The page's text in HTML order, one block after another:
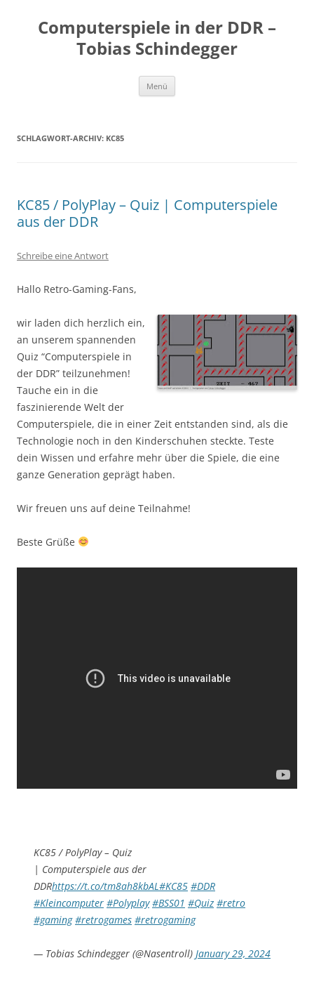
springen
Computerspiele in der DDR –
Tobias Schindegger
Menü
SCHLAGWORT-ARCHIV: KC85
KC85 / PolyPlay – Quiz | Computerspiele
aus der DDR
Schreibe eine Antwort
Hallo Retro-Gaming-Fans,
wir laden dich herzlich ein,
an unserem spannenden
Quiz “Computerspiele in
der DDR” teilzunehmen!
Tauche ein in die
faszinierende Welt der
Computerspiele, die in einer Zeit entstanden sind, als die
Technologie noch in den Kinderschuhen steckte. Teste
dein Wissen und erfahre mehr über die Spiele, die eine
ganze Generation geprägt haben.
Wir freuen uns auf deine Teilnahme!
Beste Grüße
KC85 / PolyPlay – Quiz
| Computerspiele aus der
DDRhttps://t.co/tm8ah8kbAL#KC85 #DDR
#Kleincomputer #Polyplay #BSS01 #Quiz #retro
#gaming #retrogames #retrogaming
— Tobias Schindegger (@Nasentroll) January 29, 2024